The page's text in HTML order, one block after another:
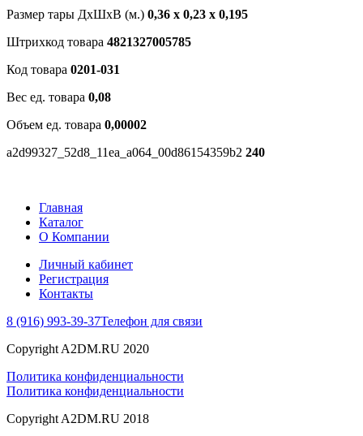
Размер тары ДхШхВ (м.) 0,36 х 0,23 х 0,195
Штрихкод товара 4821327005785
Код товара 0201-031
Вес ед. товара 0,08
Объем ед. товара 0,00002
a2d99327_52d8_11ea_a064_00d86154359b2 240
Главная
Каталог
О Компании
Личный кабинет
Регистрация
Контакты
8 (916) 993-39-37Телефон для связи
Copyright A2DM.RU 2020
Политика конфиденциальности
Политика конфиденциальности
Copyright A2DM.RU 2018